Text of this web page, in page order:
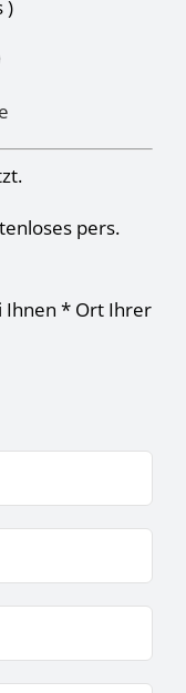
)
pers.
Ihnen * Ort Ihrer